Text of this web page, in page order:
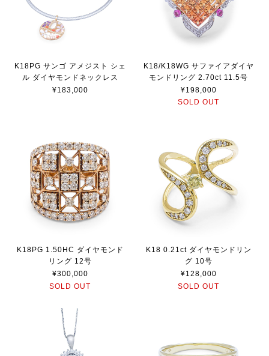
K18PG サンゴ アメジスト シェ
ル ダイヤモンドネックレス
¥183,000
K18/K18WG サファイアダイヤ
モンドリング 2.70ct 11.5号
¥198,000
SOLD OUT
K18PG 1.50HC ダイヤモンド
リング 12号
¥300,000
SOLD OUT
K18 0.21ct ダイヤモンドリン
グ 10号
¥128,000
SOLD OUT